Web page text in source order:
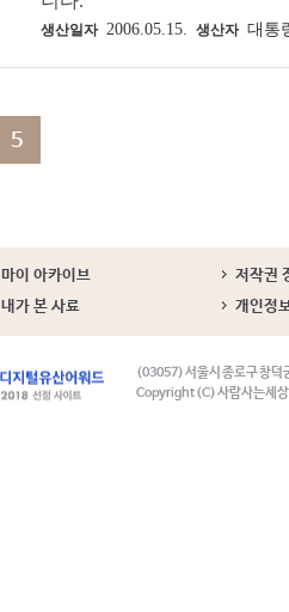
생산일자 2006.05.15. 생산자 대통
5
마이 아카이브
저작권
내가 본 사료 개인정
(03057) 서울시 종로구 창덕
Copyright (C) 사람사는세